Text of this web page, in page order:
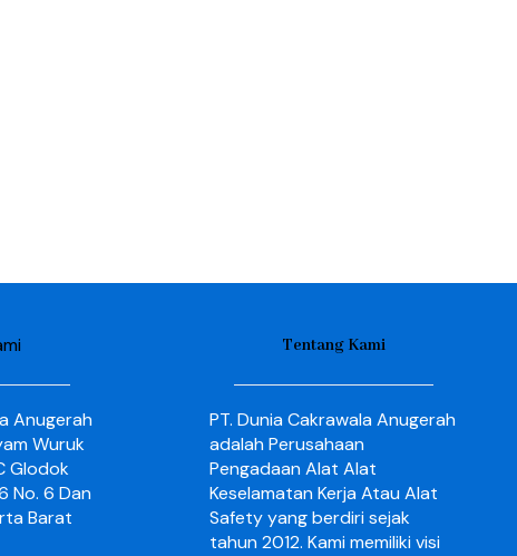
Anugerah
Wuruk
Glodok
No. 6 Dan
Barat
Tentang Kami
PT. Dunia Cakrawala Anugerah
adalah Perusahaan
Pengadaan Alat Alat
Keselamatan Kerja Atau Alat
Safety yang berdiri sejak
tahun 2012. Kami memiliki visi